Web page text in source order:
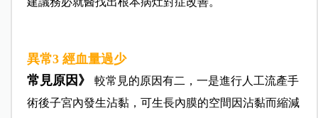
異常3 經血量過少
常見原因》 較常見的原因有二，一是進行人工流產手
術後子宮內發生沾黏，可生長內膜的空間因沾黏而縮減